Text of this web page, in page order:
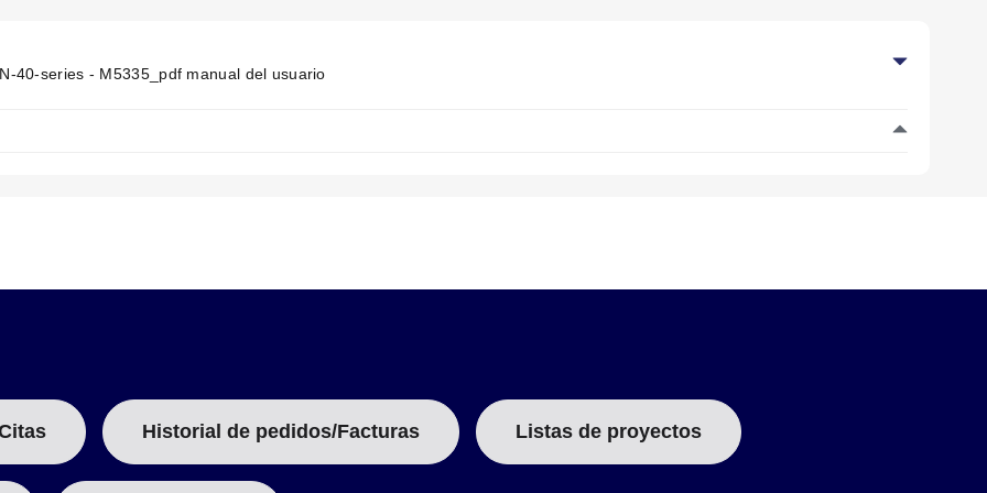
T
40-series - M5335_pdf manual del usuario
Historial de pedidos/Facturas Listas de proyectos